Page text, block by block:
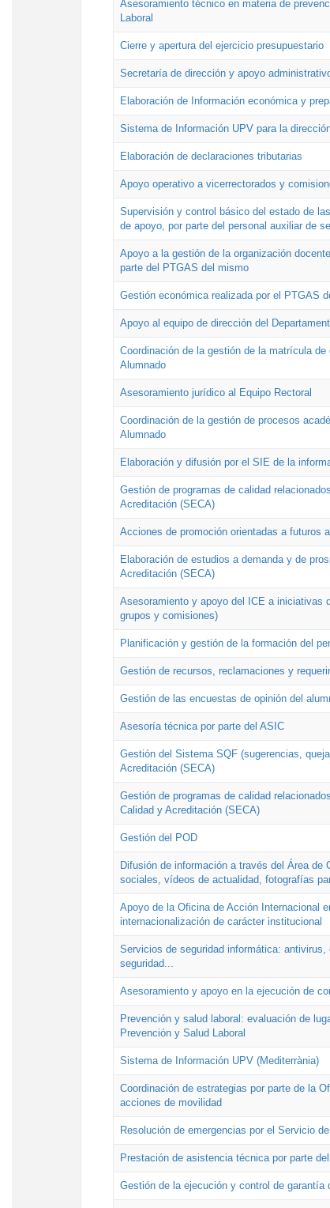
Asesoramiento técnico en materia de
Laboral
Cierre y apertura del ejercicio presupuestario
Secretaría de dirección y apoyo
Elaboración de Información económica y
Sistema de Información UPV para la
Elaboración de declaraciones tributarias
Apoyo operativo a vicerrectorados y
Supervisión y control básico del estado de
de apoyo, por parte del personal auxiliar de
Apoyo a la gestión de la organización
parte del PTGAS del mismo
Gestión económica realizada por el PTGAS
Apoyo al equipo de dirección del
Coordinación de la gestión de la matrícula
Alumnado
Asesoramiento jurídico al Equipo Rectoral
Coordinación de la gestión de procesos
Alumnado
Elaboración y difusión por el SIE de la
Gestión de programas de calidad
Acreditación (SECA)
Acciones de promoción orientadas a futuros
Elaboración de estudios a demanda y de
Acreditación (SECA)
Asesoramiento y apoyo del ICE a iniciativas
grupos y comisiones)
Planificación y gestión de la formación del
Gestión de recursos, reclamaciones y
Gestión de las encuestas de opinión del
Asesoría técnica por parte del ASIC
Gestión del Sistema SQF (sugerencias,
Acreditación (SECA)
Gestión de programas de calidad
Calidad y Acreditación (SECA)
Gestión del POD
Difusión de información a través del Área
sociales, vídeos de actualidad, fotografías
Apoyo de la Oficina de Acción Internacional
internacionalización de carácter institucional
Servicios de seguridad informática:
seguridad...
Asesoramiento y apoyo en la ejecución de
Prevención y salud laboral: evaluación de
Prevención y Salud Laboral
Sistema de Información UPV (Mediterrània)
Coordinación de estrategias por parte de la
acciones de movilidad
Resolución de emergencias por el Servicio
Prestación de asistencia técnica por parte
Gestión de la ejecución y control de